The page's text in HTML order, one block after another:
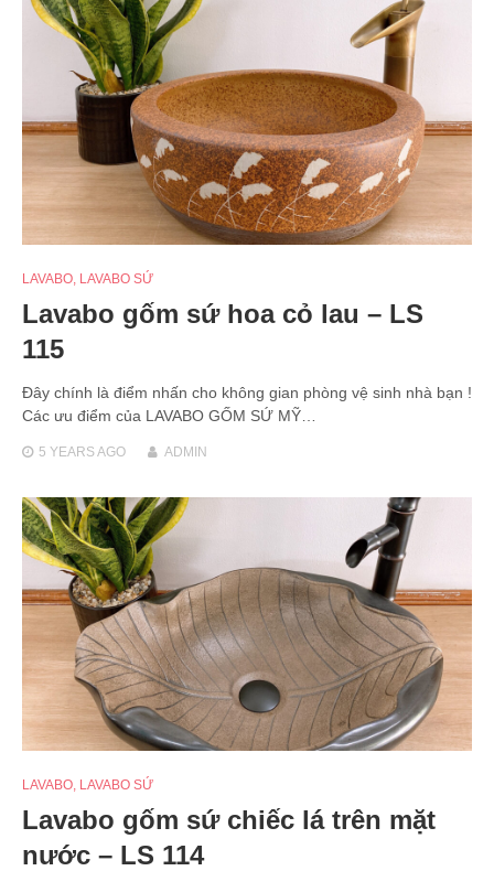
LAVABO LAVABO SỨ
Lavabo gốm sứ hoa cỏ lau – LS
115
Đây chính là điểm nhấn cho không gian phòng vệ sinh nhà bạn !
Các ưu điểm của LAVABO GỐM SỨ MỸ…
5 YEARSAGO ADMIN
LAVABO LAVABO SỨ
Lavabo gốm sứ chiếc lá trên mặt
nước – LS 114